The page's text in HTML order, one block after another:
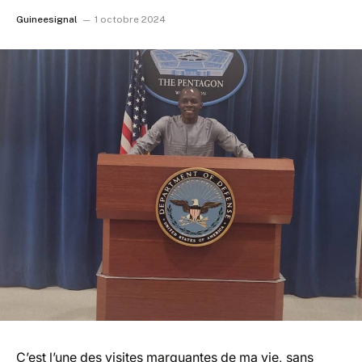
Guineesignal 1 octobre 2024
C’est l’une des visites marquantes de ma vie, sans